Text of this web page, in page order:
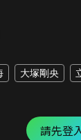
大塚剛央
請先登